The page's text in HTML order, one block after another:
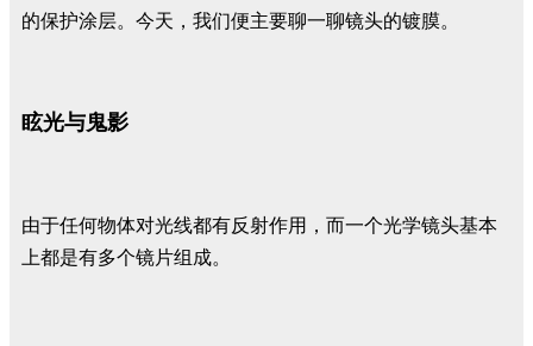
的保护涂层。今天，我们便主要聊一聊镜头的镀膜。
眩光与鬼影
由于任何物体对光线都有反射作用，而一个光学镜头基本
上都是有多个镜片组成。